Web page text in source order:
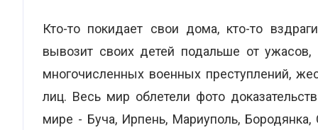
Кто-то покидает свои дома, кто-то
вывозит своих детей подальше от
многочисленных военных преступлений,
лиц. Весь мир облетели фото
мире - Буча, Ирпень, Мариуполь, Бородянка,